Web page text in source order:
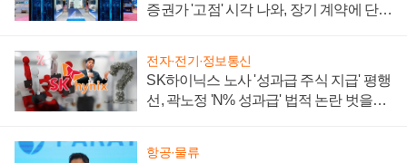
증권가 '고점' 시각 나와, 장기 계약에 단점
전자·전기·정보통신
SK하이닉스 노사 '성과급 주식 지급' 평행
선, 곽노정 'N% 성과급' 법적 논란 벗을지
항공·물류